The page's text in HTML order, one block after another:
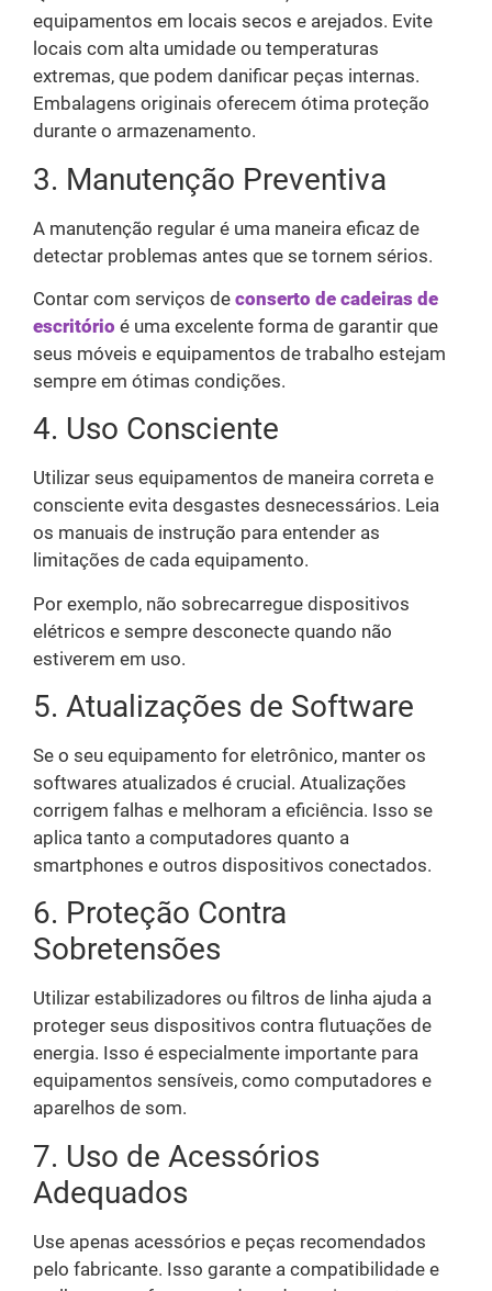
equipamentos em locais secos e arejados. Evite
locais com alta umidade ou temperaturas
extremas, que podem danificar peças internas.
Embalagens originais oferecem ótima proteção
durante o armazenamento.
3. Manutenção Preventiva
A manutenção regular é uma maneira eficaz de
detectar problemas antes que se tornem sérios.
Contar com serviços de conserto de cadeiras de
escritório é uma excelente forma de garantir que
seus móveis e equipamentos de trabalho estejam
sempre em ótimas condições.
4. Uso Consciente
Utilizar seus equipamentos de maneira correta e
consciente evita desgastes desnecessários. Leia
os manuais de instrução para entender as
limitações de cada equipamento.
Por exemplo, não sobrecarregue dispositivos
elétricos e sempre desconecte quando não
estiverem em uso.
5. Atualizações de Software
Se o seu equipamento for eletrônico, manter os
softwares atualizados é crucial. Atualizações
corrigem falhas e melhoram a eficiência. Isso se
aplica tanto a computadores quanto a
smartphones e outros dispositivos conectados.
6. Proteção Contra
Sobretensões
Utilizar estabilizadores ou filtros de linha ajuda a
proteger seus dispositivos contra flutuações de
energia. Isso é especialmente importante para
equipamentos sensíveis, como computadores e
aparelhos de som.
7. Uso de Acessórios
Adequados
Use apenas acessórios e peças recomendados
pelo fabricante. Isso garante a compatibilidade e